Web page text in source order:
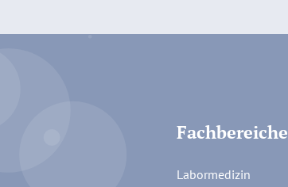
Fachbereiche
Labormedizin